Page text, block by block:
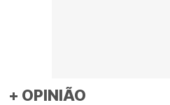
+ OPINIÃO